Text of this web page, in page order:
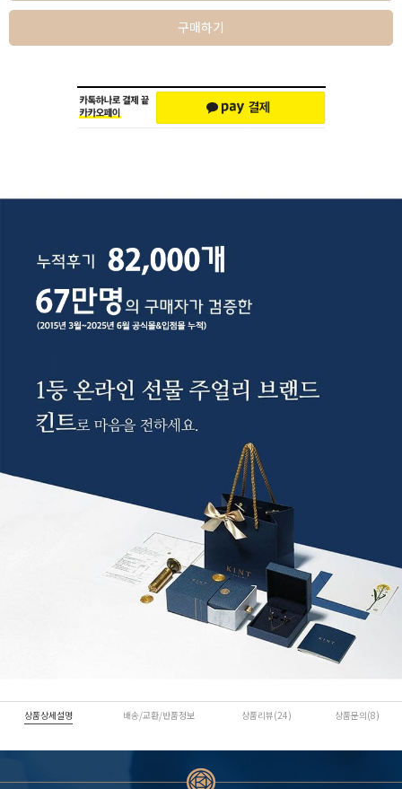
구매하기
상품상세설명 배송/교환/반품정보 상품리뷰(24) 상품문의(8)